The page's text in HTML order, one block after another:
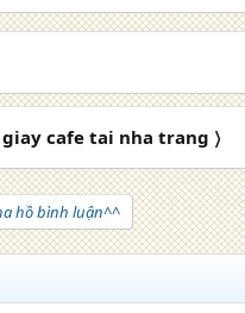
cafe tai nha trang 〉
hồ bình luận^^